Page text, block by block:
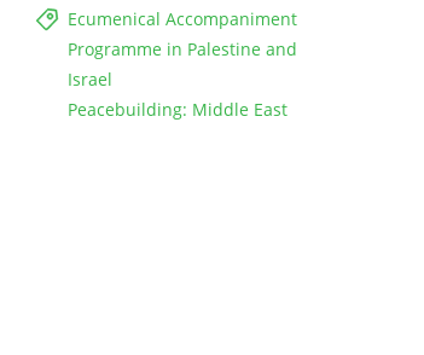
Ecumenical Accompaniment
Programme in Palestine and
Israel
Peacebuilding: Middle East